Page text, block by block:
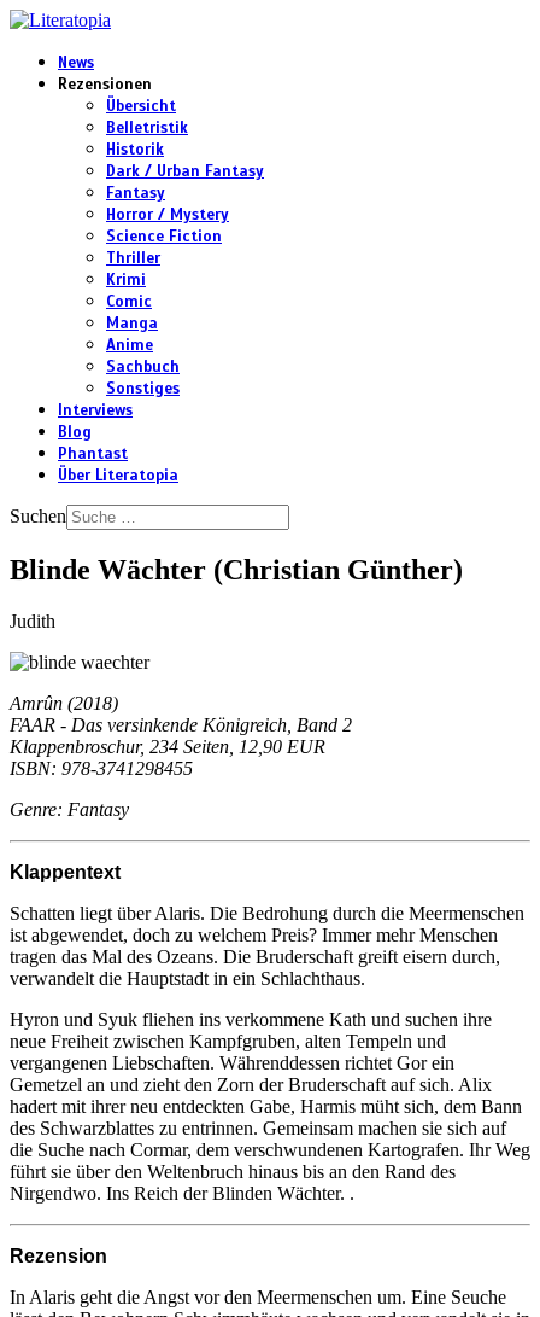
News
Rezensionen
Übersicht
Belletristik
Historik
Dark / Urban Fantasy
Fantasy
Horror / Mystery
Science Fiction
Thriller
Krimi
Comic
Manga
Anime
Sachbuch
Sonstiges
Interviews
Blog
Phantast
Über Literatopia
Suchen
Blinde Wächter (Christian Günther)
Judith
Amrûn (2018)
FAAR - Das versinkende Königreich, Band 2
Klappenbroschur, 234 Seiten, 12,90 EUR
ISBN: 978-3741298455
Genre: Fantasy
Klappentext
Schatten liegt über Alaris. Die Bedrohung durch die Meermenschen
ist abgewendet, doch zu welchem Preis? Immer mehr Menschen
tragen das Mal des Ozeans. Die Bruderschaft greift eisern durch,
verwandelt die Hauptstadt in ein Schlachthaus.
Hyron und Syuk fliehen ins verkommene Kath und suchen ihre
neue Freiheit zwischen Kampfgruben, alten Tempeln und
vergangenen Liebschaften. Währenddessen richtet Gor ein
Gemetzel an und zieht den Zorn der Bruderschaft auf sich. Alix
hadert mit ihrer neu entdeckten Gabe, Harmis müht sich, dem Bann
des Schwarzblattes zu entrinnen. Gemeinsam machen sie sich auf
die Suche nach Cormar, dem verschwundenen Kartografen. Ihr Weg
führt sie über den Weltenbruch hinaus bis an den Rand des
Nirgendwo. Ins Reich der Blinden Wächter. .
Rezension
In Alaris geht die Angst vor den Meermenschen um. Eine Seuche